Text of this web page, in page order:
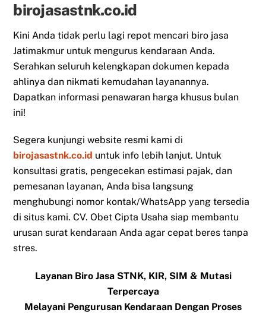
birojasastnk.co.id
Kini Anda tidak perlu lagi repot mencari biro jasa
Jatimakmur untuk mengurus kendaraan Anda.
Serahkan seluruh kelengkapan dokumen kepada
ahlinya dan nikmati kemudahan layanannya.
Dapatkan informasi penawaran harga khusus bulan
ini!
Segera kunjungi website resmi kami di
birojasastnk.co.id untuk info lebih lanjut. Untuk
konsultasi gratis, pengecekan estimasi pajak, dan
pemesanan layanan, Anda bisa langsung
menghubungi nomor kontak/WhatsApp yang tersedia
di situs kami. CV. Obet Cipta Usaha siap membantu
urusan surat kendaraan Anda agar cepat beres tanpa
stres.
Layanan Biro Jasa STNK, KIR, SIM & Mutasi
Terpercaya
Melayani Pengurusan Kendaraan Dengan Proses